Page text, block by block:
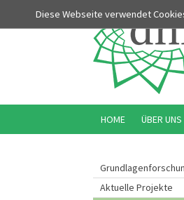
Diese Webseite verwendet
Aktuelle Projekte
HOME ÜBER UNS